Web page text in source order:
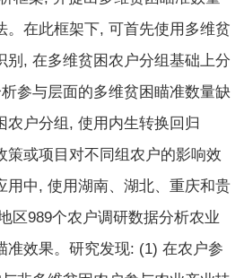
。在此框架下, 可首先使用多维贫
别, 在多维贫困农户分组基础上分
参与层面的多维贫困瞄准数量缺
农户分组, 使用内生转换回归
策或项目对不同组农户的影响效
用中, 使用湖南、湖北、重庆和贵
区989个农户调研数据分析农业
准效果。研究发现: (1) 在农户参